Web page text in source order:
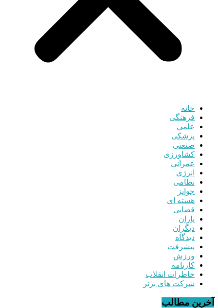
خانه
فرهنگی
علمی
پزشکی
صنعتی
کشاورزی
عمرانی
انرژی
نظامی
جوایز
هسته ای
قضایی
یاران
دیگران
دیدگاه
پیشرفت
ورزش
کارنامه
خاطرات انقلاب
شرکت های برتر
آخرین مطالب